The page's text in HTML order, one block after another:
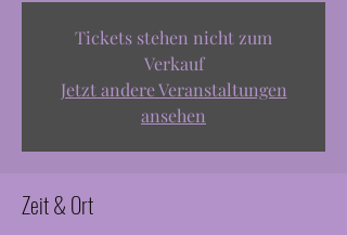
Tickets stehen nicht zum
Verkauf
Jetzt andere Veranstaltungen
ansehen
Zeit & Ort